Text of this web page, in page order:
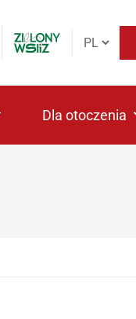
Dla otoczenia